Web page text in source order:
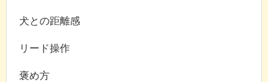
犬との距離感
リード操作
褒め方